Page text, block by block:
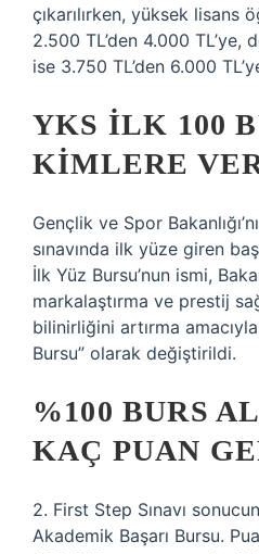
çıkarılırken, yüksek
2.500 TL’den 4.000
ise 3.750 TL’den 6.000
YKS ILK 100
KIMLERE
Gençlik ve Spor
sınavında ilk yüze giren
İlk Yüz Bursu’nun ismi,
markalaştırma ve prestij
bilinirliğini artırma
Bursu” olarak değiştirildi.
%100 BURS
KAÇ PUAN
2. First Step Sınavı
Akademik Başarı Bursu.